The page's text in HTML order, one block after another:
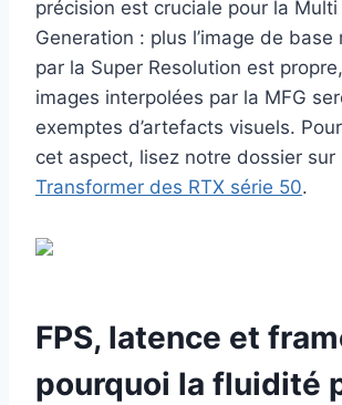
précision est cruciale pour la Multi
Generation : plus l’image de base
par la Super Resolution est
images interpolées par la MFG
exemptes d’artefacts visuels.
cet aspect, lisez notre dossier sur
Transformer des RTX série 50.
FPS, latence et
pourquoi la fluidité